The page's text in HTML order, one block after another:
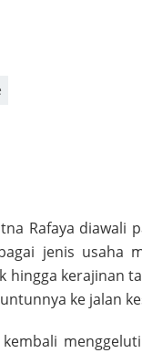
Rafaya diawali
jenis usaha
hingga kerajinan
ke jalan